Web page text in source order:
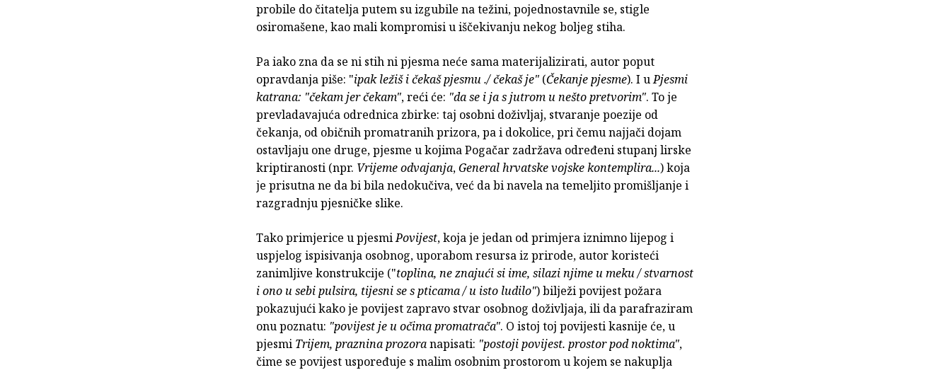
probile do čitatelja putem su izgubile na težini, pojednostavnile se, stigle
osiromašene, kao mali kompromisi u iščekivanju nekog boljeg stiha.
Pa iako zna da se ni stih ni pjesma neće sama materijalizirati, autor poput
opravdanja piše: "ipak ležiš i čekaš pjesmu ./ čekaš je" (Čekanje pjesme). I uPjesmi
katrana: "čekam jer čekam",reći će: "da se i ja s jutrom u nešto pretvorim". To je
prevladavajuća odrednica zbirke: taj osobni doživljaj, stvaranje poezije od
čekanja, od običnih promatranih prizora, pa i dokolice, pri čemu najjači dojam
ostavljaju one druge, pjesme u kojima Pogačar zadržava određeni stupanj lirske
kriptiranosti (npr. Vrijeme odvajanja,General hrvatske vojske kontemplira...) koja
je prisutna ne da bi bila nedokučiva, već da bi navela na temeljito promišljanje i
razgradnju pjesničke slike.
Tako primjerice u pjesmiPovijest, koja je jedan od primjera iznimno lijepog i
uspjelog ispisivanja osobnog, uporabom resursa iz prirode, autor koristeći
zanimljive konstrukcije ("toplina, ne znajući si ime, silazi njime u meku / stvarnost
i ono u sebi pulsira, tijesni se s pticama / u isto ludilo") bilježi povijest požara
pokazujući kako je povijest zapravo stvar osobnog doživljaja, ili da parafraziram
onu poznatu: "povijest je u očima promatrača". O istoj toj povijesti kasnije će, u
pjesmi Trijem, praznina prozoranapisati: "postoji povijest. prostor pod noktima",
čime se povijest uspoređuje s malim osobnim prostorom u kojem se nakuplja